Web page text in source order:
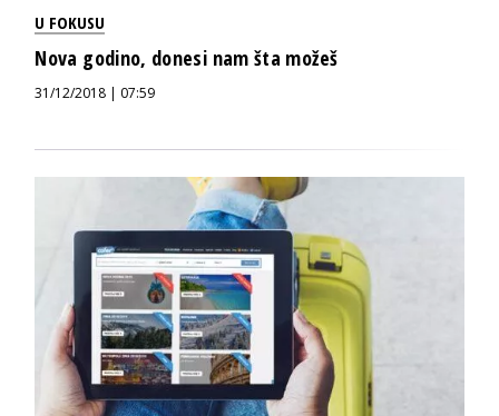
U FOKUSU
Nova godino, donesi nam šta možeš
31/12/2018 | 07:59